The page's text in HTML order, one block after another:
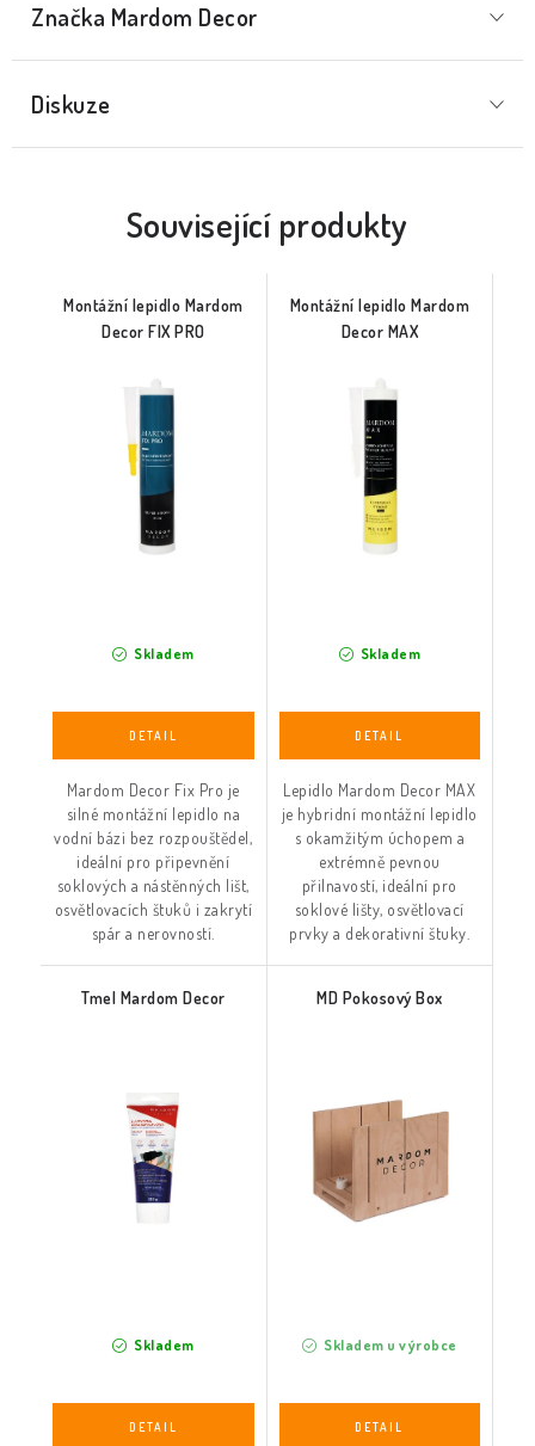
Značka Mardom Decor
Diskuze
Související produkty
Montážní lepidlo Mardom
Decor FIX PRO
Skladem
Mardom Decor Fix Pro je
silné montážní lepidlo na
vodní bázi bez rozpouštědel,
ideální pro připevnění
soklových a nástěnných lišt,
osvětlovacích štuků i zakrytí
spár a nerovností.
Montážní lepidlo Mardom
Decor MAX
Skladem
Lepidlo Mardom Decor MAX
je hybridní montážní lepidlo
s okamžitým úchopem a
extrémně pevnou
přilnavostí, ideální pro
soklové lišty, osvětlovací
prvky a dekorativní štuky.
Tmel Mardom Decor
Skladem
MD Pokosový Box
Skladem u výrobce